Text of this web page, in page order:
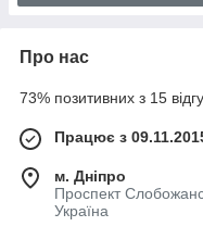
Про нас
73% позитивних з 15
Працює з
м. Дніпро
Проспект
Україна